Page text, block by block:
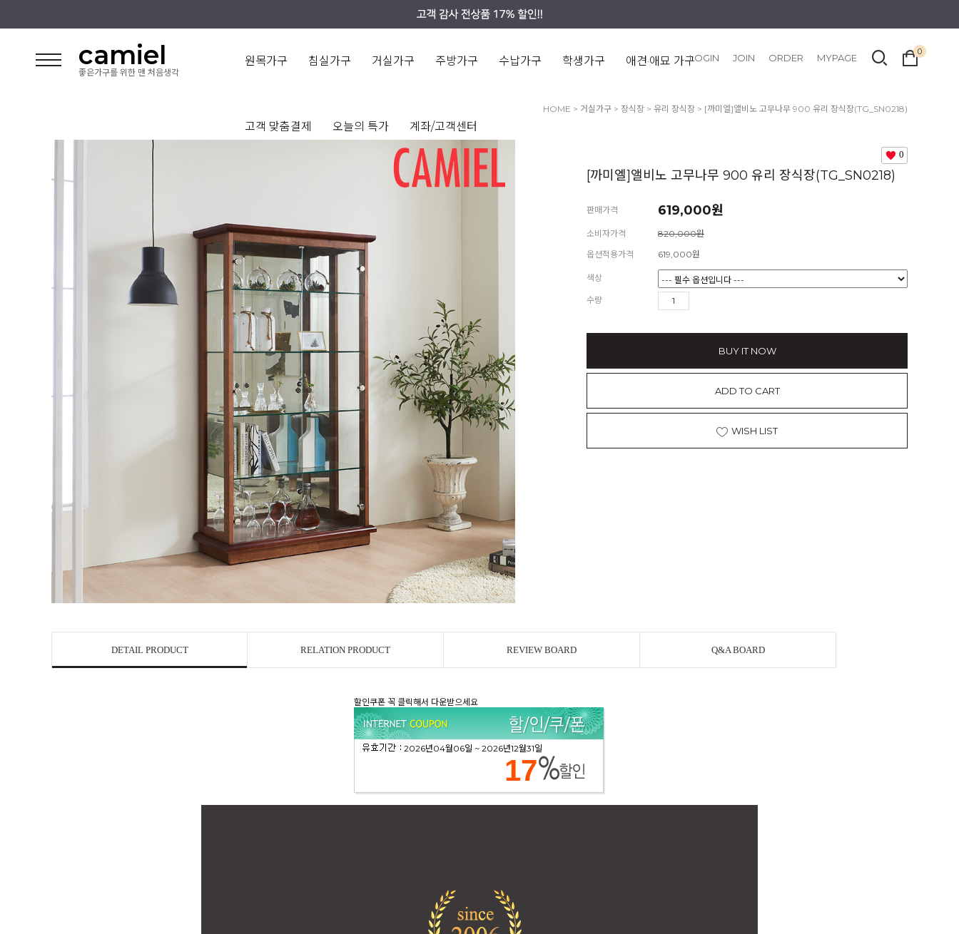
camiel
좋은가구를 위한 맨 처음생각
원목가구 침실가구 거실가구 주방가구 수납가구 학생가구 애견·애묘 가구
고객 맞춤결제 오늘의 특가 계좌/고객센터
LOGIN JOIN ORDER MYPAGE
0
HOME > 거실가구 > 장식장 > 유리 장식장 > [까미엘]앨비노 고무나무 900 유리 장식장(TG_SN0218)
0
[까미엘]앨비노 고무나무 900 유리 장식장(TG_SN0218)
판매가격 619,000원
소비자가격
820,000원
옵션적용가격
619,000원
색상
수량
BUY IT NOW
ADD TO CART
WISH LIST
DETAIL PRODUCT RELATION PRODUCT REVIEW BOARD Q&A BOARD
할인쿠폰 꼭 클릭해서 다운받으세요
2026년04월06일 ~ 2026년12월31일
17